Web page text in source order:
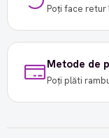
Poți face retur
Metode de
Poți plăti